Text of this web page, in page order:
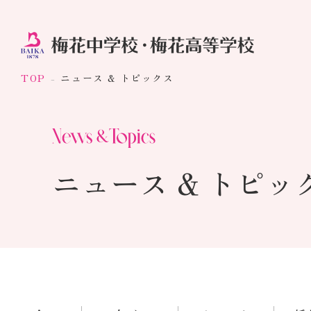
TOP ニュース & トピックス
ニュース & トピッ